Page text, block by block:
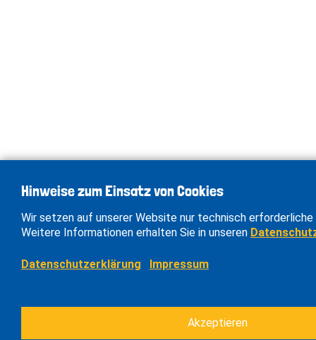
Hinweise zum Einsatz von Cookies
Wir setzen auf unserer Website nur technisch erforderliche
Weitere Informationen erhalten Sie in unseren
Datenschutzerklärung Impressum
Akzeptieren